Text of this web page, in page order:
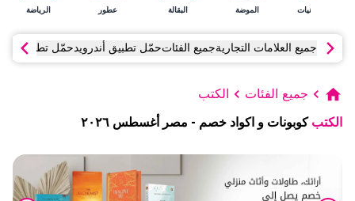
الإلكترونيات الموضة البقالة عطور الرياضة
جميع العلامات التجاريةجميع الفئاتحمّل تطبيق أندرويدحمّل تطبيق آي
جميع الفئات الكتب
الكتب كوبونات و اكواد خصم - مصر أغسطس ٢٠٢٦